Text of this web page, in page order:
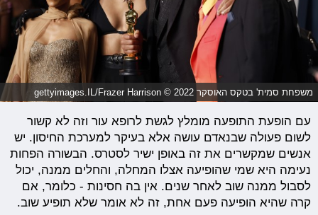
משפחת סמית' בטקס האוסקר 2022 © gettyimages.IL/Frazer Harrison
עם הופעת התופעה מומלץ לגשת לרופא עור וזה לא קשור
לשום פעולה שבנאדם עושה אלא בעיקר למערכת החיסון. יש
אנשים שמקשרים את זה באופן ישיר לסטרס. הבשורה הפחות
נעימה היא שמי שהופיעה אצלו המחלה, והחלים ממנה, יכול
לסבול ממנה שוב לאחר שנים. אין בה חסינות - כלומר, אם
קרה שהיא הופיעה פעם אחת, זה לא אומר שלא תופיע שוב.